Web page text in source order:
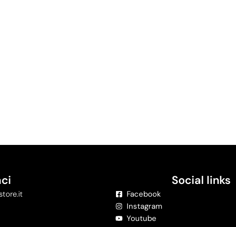
Social links
Facebook
Instagram
Youtube